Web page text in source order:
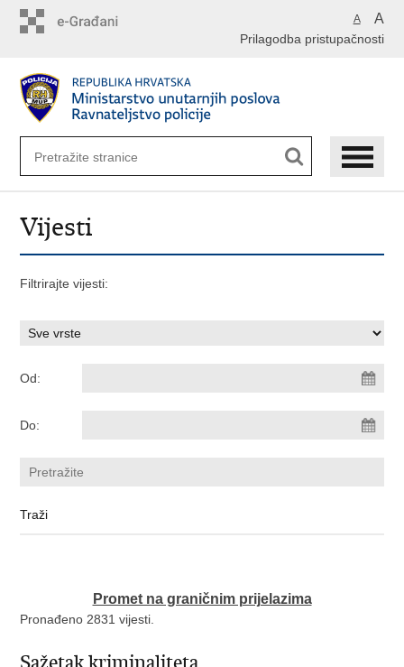
A A
Prilagodba pristupačnosti
Vijesti
Filtrirajte vijesti:
Od:
Do:
Promet na graničnim prijelazima
Pronađeno 2831 vijesti.